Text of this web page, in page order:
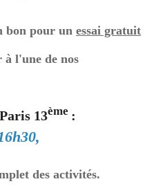
bon pour un essai gratuit
à l'une de nos
13ème :
des activités.